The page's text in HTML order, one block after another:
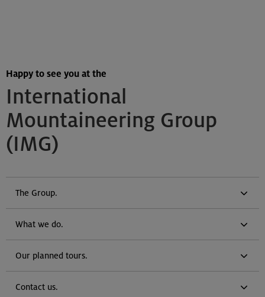
International
Mountaineering Group
(IMG)
Happy to see you at the
The Group.
What we do.
Our planned tours.
Contact us.